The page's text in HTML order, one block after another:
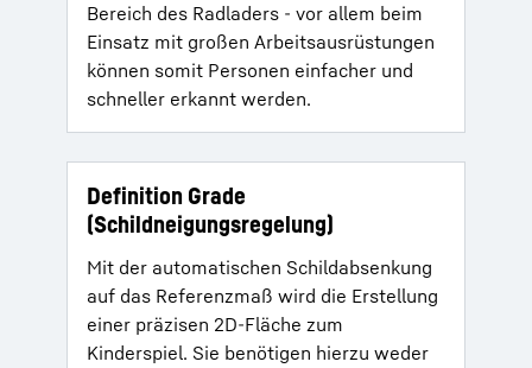
Bereich des Radladers - vor allem beim
Einsatz mit großen Arbeitsausrüstungen
können somit Personen einfacher und
schneller erkannt werden.
Definition Grade
(Schildneigungsregelung)
Mit der automatischen Schildabsenkung
auf das Referenzmaß wird die Erstellung
einer präzisen 2D-Fläche zum
Kinderspiel. Sie benötigen hierzu weder